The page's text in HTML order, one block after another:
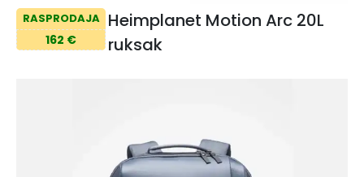
RASPRODAJA
162 €
Heimplanet Motion Arc 20L
ruksak